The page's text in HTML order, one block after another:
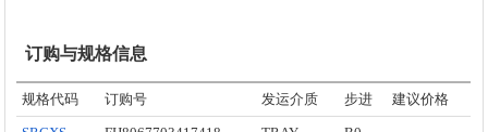
订购与规格信息
规格代码 订购号 发运介质 步进 建议价格